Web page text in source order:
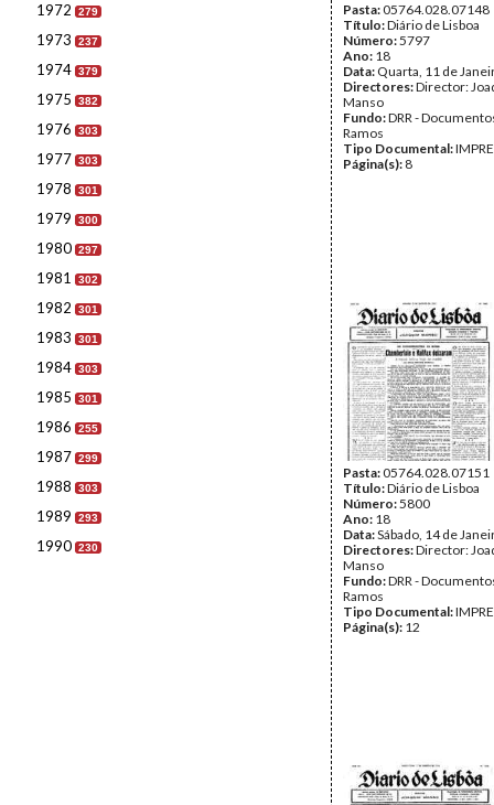
1972 279
1973 237
1974 379
1975 382
1976 303
1977 303
1978 301
1979 300
1980 297
1981 302
1982 301
1983 301
1984 303
1985 301
1986 255
1987 299
1988 303
1989 293
1990 230
Pasta:05764.028.07148
Título:Diário de Lisboa
Número:5797
Ano: 18
Data: Quarta, 11 de
Directores:Director:
Manso
Fundo:DRR -
Ramos
Tipo Documental:
Página(s): 8
Pasta:05764.028.07151
Título:Diário de Lisboa
Número:5800
Ano: 18
Data:Sábado, 14 de
Directores:Director:
Manso
Fundo:DRR -
Ramos
Tipo Documental:
Página(s): 12